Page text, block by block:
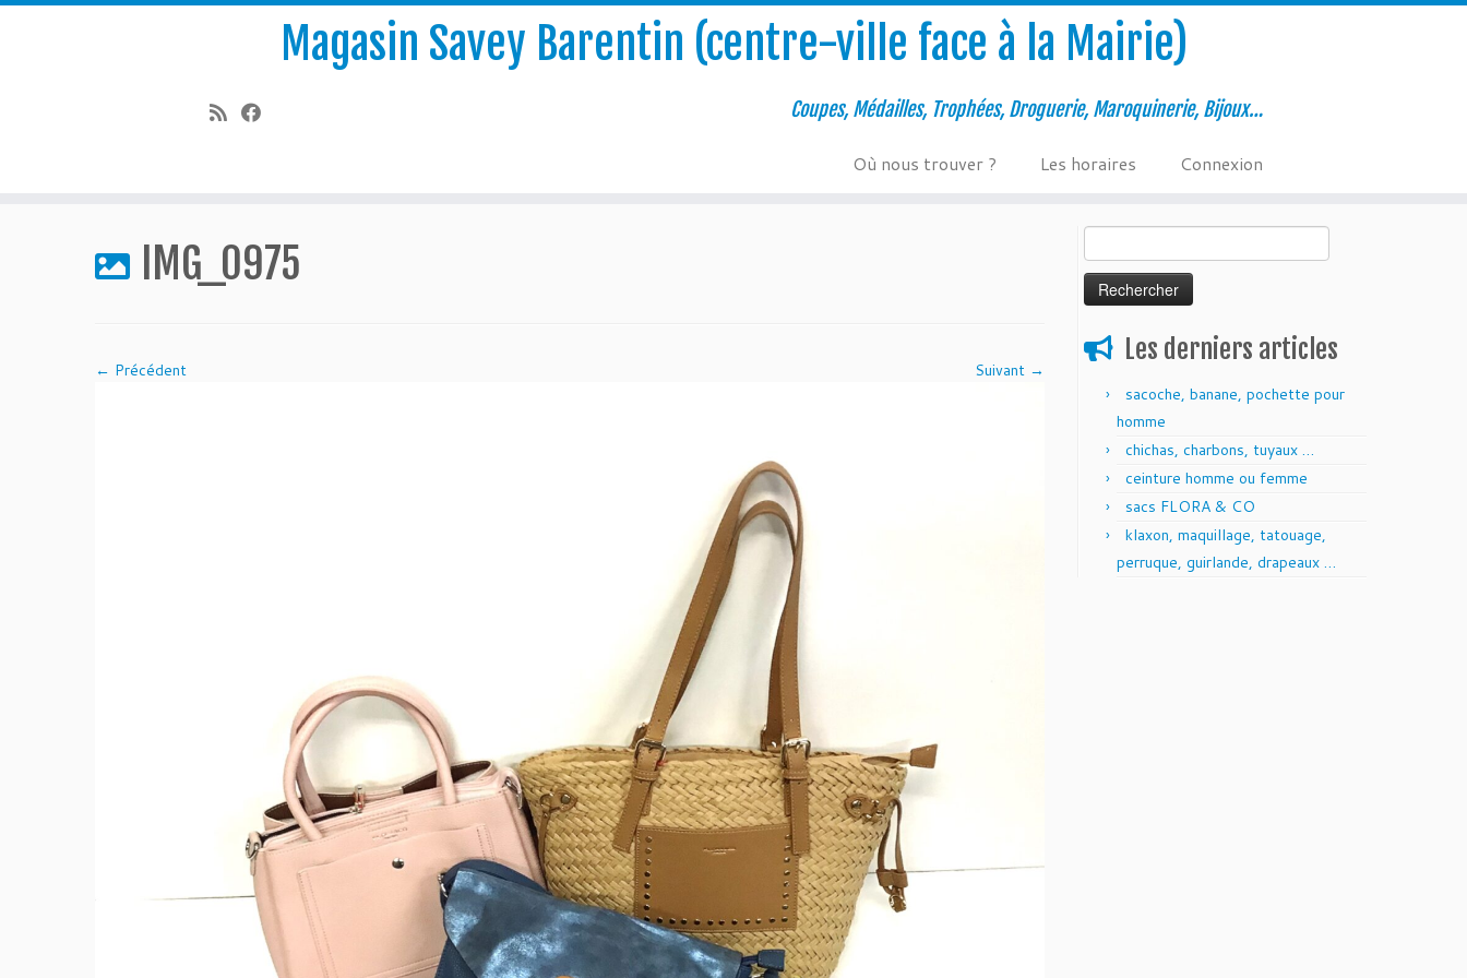
Magasin Savey Barentin (centre-ville face à la Mairie)
Coupes, Médailles, Trophées, Droguerie, Maroquinerie, Bijoux…
Où nous trouver ? Les horaires Connexion
IMG_0975
← Précédent Suivant →
Les derniers articles
sacoche, banane, pochette pour
homme
chichas, charbons, tuyaux …
ceinture homme ou femme
sacs FLORA & CO
klaxon, maquillage, tatouage,
perruque, guirlande, drapeaux …